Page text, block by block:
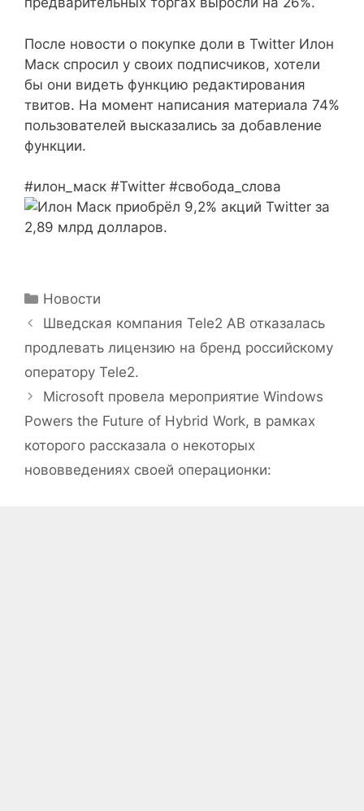
После новости о покупке доли в Twitter Илон
Маск спросил у своих подписчиков, хотели
бы они видеть функцию редактирования
твитов. На момент написания материала 74%
пользователей высказались за добавление
функции.
#илон_маск #Twitter #свобода_слова
Рубрики
Новости
Шведская компания Tele2 AB отказалась
продлевать лицензию на бренд российскому
оператору Tele2.
Microsoft провела мероприятие Windows
Powers the Future of Hybrid Work, в рамках
которого рассказала о некоторых
нововведениях своей операционки: